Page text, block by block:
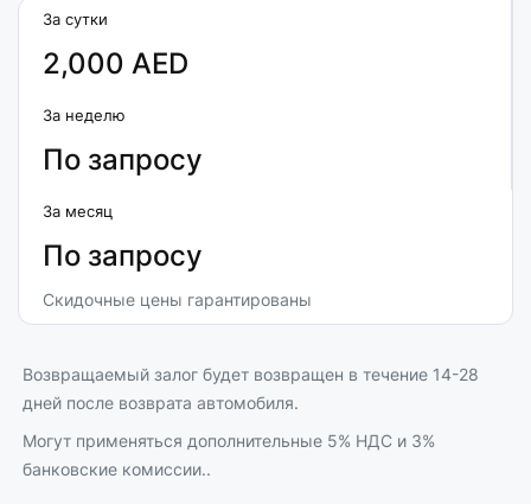
За сутки
2,000 AED
За неделю
По запросу
За месяц
По запросу
Скидочные цены гарантированы
Возвращаемый залог будет возвращен в течение 14-28
дней после возврата автомобиля.
Могут применяться дополнительные 5% НДС и 3%
банковские комиссии..